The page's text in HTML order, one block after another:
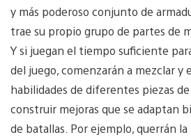
y más poderoso conjunto de
trae su propio grupo de partes de
Y si juegan el tiempo suficiente
del juego, comenzarán a mezclar y
habilidades de diferentes piezas
construir mejoras que se adaptan
de batallas. Por ejemplo, querrán la